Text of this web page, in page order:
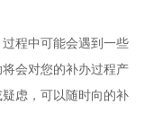
程中可能会遇到一些
会对您的补办过程产
虑，可以随时向的补